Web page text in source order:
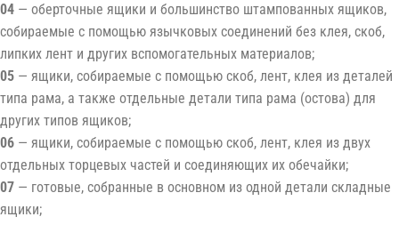
04 — оберточные ящики и большинство штампованных ящиков,
собираемые с помощью язычковых соединений без клея, скоб,
липких лент и других вспомогательных материалов;
05 — ящики, собираемые с помощью скоб, лент, клея из деталей
типа рама, а также отдельные детали типа рама (остова) для
других типов ящиков;
06 — ящики, собираемые с помощью скоб, лент, клея из двух
отдельных торцевых частей и соединяющих их обечайки;
07 — готовые, собранные в основном из одной детали складные
ящики;